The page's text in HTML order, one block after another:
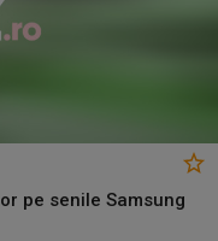
pe senile Samsung